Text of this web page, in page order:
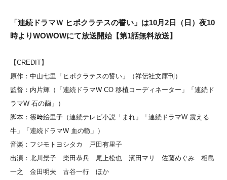
「連続ドラマＷ ヒポクラテスの誓い」は10月2日（日）夜10
時よりWOWOWにて放送開始【第1話無料放送】
【CREDIT】
原作：中山七里「ヒポクラテスの誓い」（祥伝社文庫刊）
監督：内片輝（「連続ドラマW CO 移植コーディネーター」「連続ド
ラマW 石の繭」）
脚本：篠﨑絵里子（連続テレビ小説「まれ」「連続ドラマW 震える
牛」「連続ドラマW 血の轍」）
音楽：フジモトヨシタカ 戸田有里子
出演：北川景子 柴田恭兵 尾上松也 濱田マリ 佐藤めぐみ 相島
一之 金田明夫 古谷一行 ほか